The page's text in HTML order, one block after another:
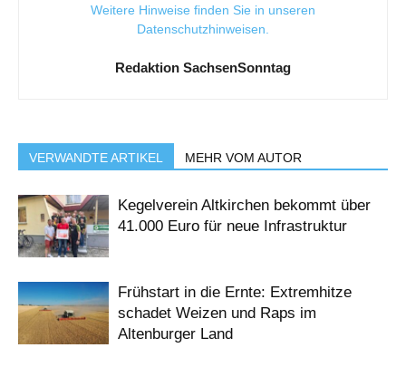
Weitere Hinweise finden Sie in unseren
Datenschutzhinweisen.
Redaktion SachsenSonntag
VERWANDTE ARTIKEL MEHR VOM AUTOR
Kegelverein Altkirchen bekommt über
41.000 Euro für neue Infrastruktur
Frühstart in die Ernte: Extremhitze
schadet Weizen und Raps im
Altenburger Land